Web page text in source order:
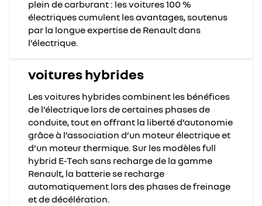
plein de carburant : les voitures 100 %
électriques cumulent les avantages, soutenus
par la longue expertise de Renault dans
l’électrique.​
voitures hybrides
Les voitures hybrides combinent les bénéfices
de l’électrique lors de certaines phases de
conduite, tout en offrant la liberté d’autonomie
grâce à l’association d’un moteur électrique et
d’un moteur thermique. Sur les modèles full
hybrid E-Tech sans recharge de la gamme
Renault, la batterie se recharge
automatiquement lors des phases de freinage
et de décélération.